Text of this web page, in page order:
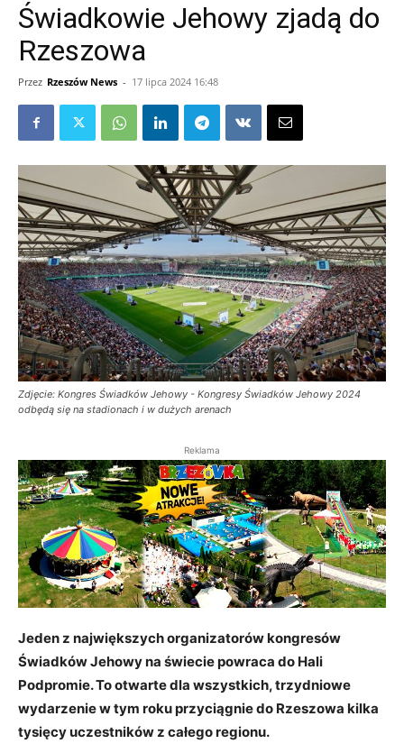
Świadkowie Jehowy zjadą do
Rzeszowa
Przez Rzeszów News - 17 lipca 2024 16:48
Zdjęcie: Kongres Świadków Jehowy - Kongresy Świadków Jehowy 2024
odbędą się na stadionach i w dużych arenach
Reklama
Jeden z największych organizatorów kongresów
Świadków Jehowy na świecie powraca do Hali
Podpromie. To otwarte dla wszystkich, trzydniowe
wydarzenie w tym roku przyciągnie do Rzeszowa kilka
tysięcy uczestników z całego regionu.